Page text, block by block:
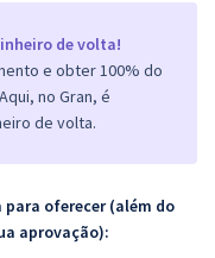
de volta!
e obter 100% do
no Gran, é
de volta.
para oferecer (além do
aprovação):